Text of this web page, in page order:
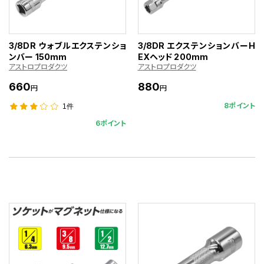
3/8DR ウォブルエクステンショ
ンバー 150mm
アストロプロダクツ
660円
1件
6ポイント
3/8DR エクステンションバーH
EXヘッド 200mm
アストロプロダクツ
880円
8ポイント